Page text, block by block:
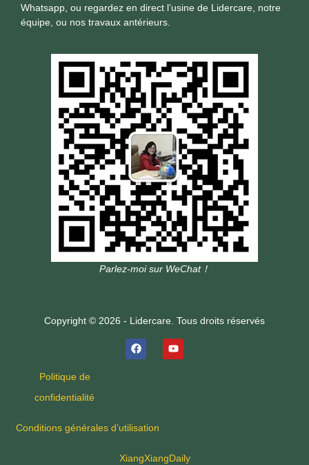
Whatsapp, ou regardez en direct l’usine de Lidercare, notre
équipe, ou nos travaux antérieurs.
Parlez-moi sur WeChat！
Copyright © 2026 - Lidercare. Tous droits réservés
Politique de
confidentialité
Conditions générales d’utilisation
XiangXiangDaily